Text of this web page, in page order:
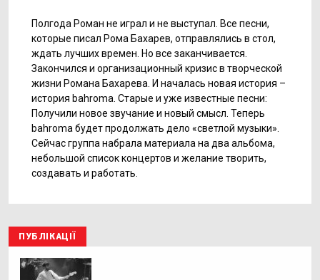
Полгода Роман не играл и не выступал. Все песни,
которые писал Рома Бахарев, отправлялись в стол,
ждать лучших времен. Но все заканчивается.
Закончился и организационный кризис в творческой
жизни Романа Бахарева. И началась новая история –
история bahroma. Старые и уже известные песни:
Получили новое звучание и новый смысл. Теперь
bahroma будет продолжать дело «светлой музыки».
Сейчас группа набрала материала на два альбома,
небольшой список концертов и желание творить,
создавать и работать.
ПУБЛІКАЦІЇ